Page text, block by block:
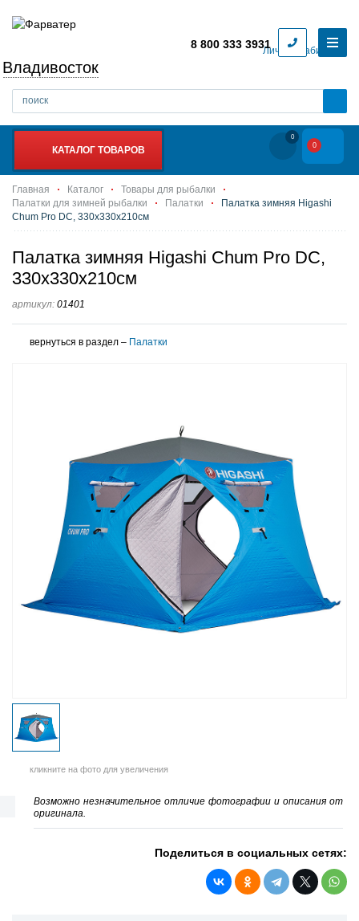
Личный кабинет
Владивосток
8 800 333 3931
КАТАЛОГ ТОВАРОВ
0
0
Главная Каталог
Товары для рыбалки
Палатки для зимней рыбалки
Палатки
Палатка зимняя Higashi
Chum Pro DC, 330х330х210см
Палатка зимняя Higashi Chum Pro DC,
330х330х210см
артикул: 01401
вернуться в раздел – Палатки
кликните на фото для увеличения
Возможно незначительное отличие фотографии и описания от
оригинала.
Поделиться в социальных сетях: